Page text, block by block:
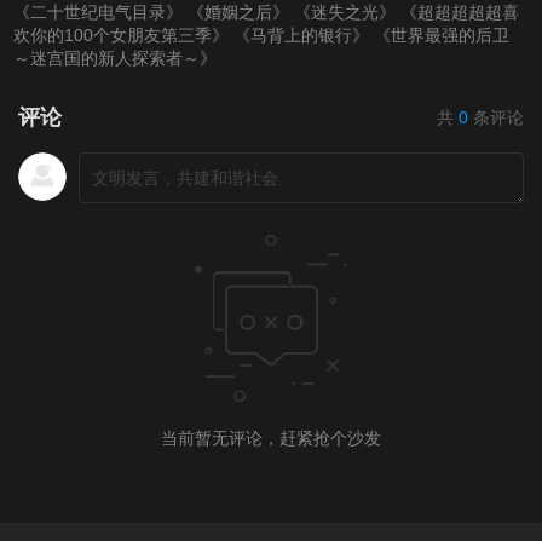
第20220318期 第20220321(微女人) 第20220321期
第20220324期
第20220401期
《二十世纪电气目录》
《婚姻之后》 《迷失之光》
《超超超超超喜
欢你的100个女朋友第三季》
《马背上的银行》
《世界最强的后卫
～迷宫国的新人探索者～》
评论 共 0 条评论
当前暂无评论，赶紧抢个沙发